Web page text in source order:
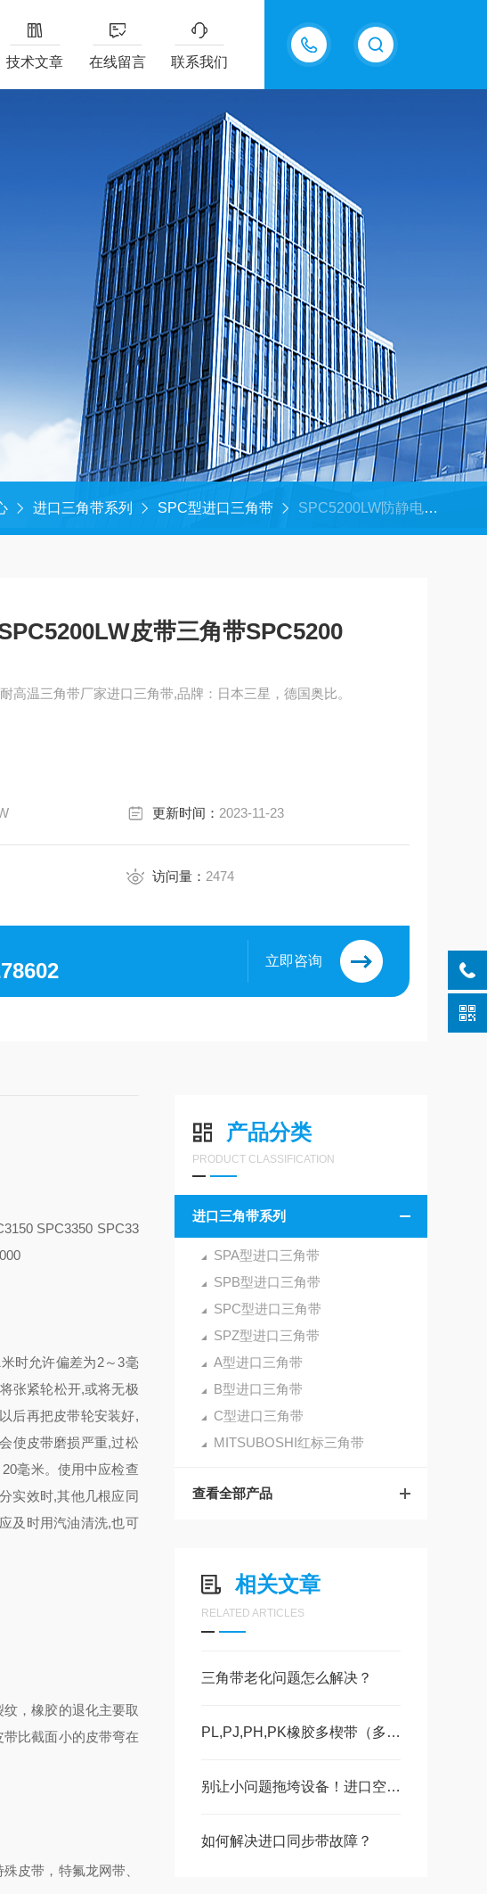
15618576711
技术文章 在线留言 联系我们
进口三角带系列 SPC型进口三角带 SPC5200LW防静电三角带SPC5200LW皮带三角带SPC5200
皮带三角带SPC5200
高温三角带厂家进口三角带,品牌：日本三星，德国奥比。
更新时间： 2023-11-23
访问量： 2474
立即咨询
产品分类
PRODUCT CLASSIFICATION
进口三角带系列
SPA型进口三角带
SPB型进口三角带
SPC型进口三角带
SPZ型进口三角带
A型进口三角带
B型进口三角带
C型进口三角带
MITSUBOSHI红标三角带
查看全部产品
相关文章
RELATED ARTICLES
三角带老化问题怎么解决？
PL,PJ,PH,PK橡胶多楔带（多沟带）型号大全
别让小问题拖垮设备！进口空压机皮带必知的防坑指南
如何解决进口同步带故障？
SPC3350 SPC33
时允许偏差为2～3毫
张紧轮松开,或将无极
后再把皮带轮安装好,
使皮带磨损严重,过松
毫米。使用中应检查
实效时,其他几根应同
及时用汽油清洗,也可
，橡胶的退化主要取
比截面小的皮带弯在
皮带，特氟龙网带、